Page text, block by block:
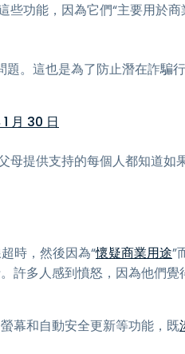
功能，因為它們“主要用於商
。這也是為了防止潛在詐騙
月 30 日
提供支持的每個人都知道如
時，然後因為“懷疑商業用途”
許多人感到憤怒，因為他們
幕和自動安全更新等功能，既